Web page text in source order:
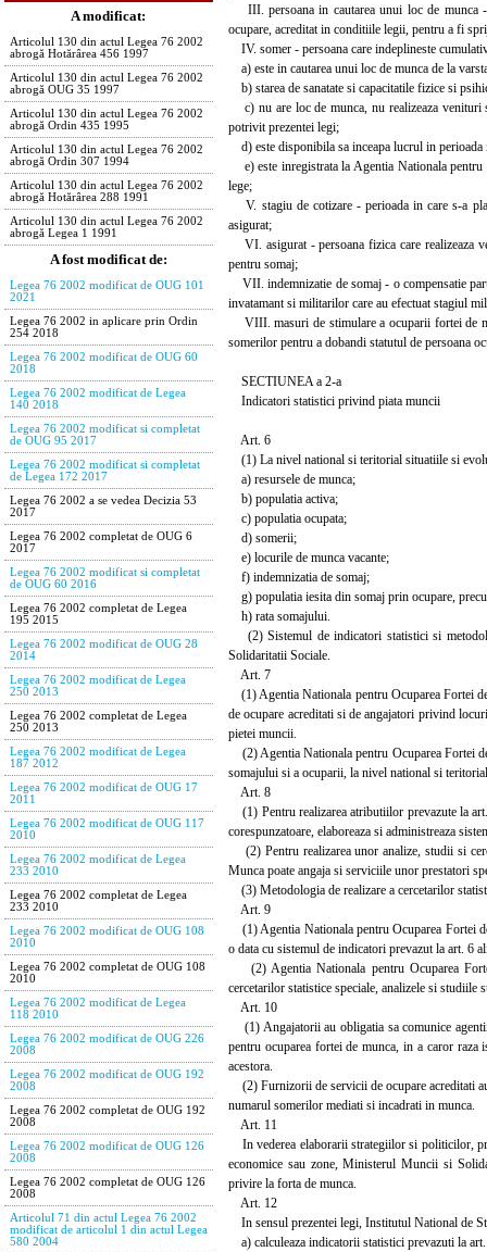
A modificat:
Articolul 130 din actul Legea 76 2002
abrogă Hotărârea 456 1997
Articolul 130 din actul Legea 76 2002
abrogă OUG 35 1997
Articolul 130 din actul Legea 76 2002
abrogă Ordin 435 1995
Articolul 130 din actul Legea 76 2002
abrogă Ordin 307 1994
Articolul 130 din actul Legea 76 2002
abrogă Hotărârea 288 1991
Articolul 130 din actul Legea 76 2002
abrogă Legea 1 1991
A fost modificat de:
Legea 76 2002 modificat de OUG 101
2021
Legea 76 2002 in aplicare prin Ordin
254 2018
Legea 76 2002 modificat de OUG 60
2018
Legea 76 2002 modificat de Legea
140 2018
Legea 76 2002 modificat si completat
de OUG 95 2017
Legea 76 2002 modificat si completat
de Legea 172 2017
Legea 76 2002 a se vedea Decizia 53
2017
Legea 76 2002 completat de OUG 6
2017
Legea 76 2002 modificat si completat
de OUG 60 2016
Legea 76 2002 completat de Legea
195 2015
Legea 76 2002 modificat de OUG 28
2014
Legea 76 2002 modificat de Legea
250 2013
Legea 76 2002 completat de Legea
250 2013
Legea 76 2002 modificat de Legea
187 2012
Legea 76 2002 modificat de OUG 17
2011
Legea 76 2002 modificat de OUG 117
2010
Legea 76 2002 modificat de Legea
233 2010
Legea 76 2002 completat de Legea
233 2010
Legea 76 2002 modificat de OUG 108
2010
Legea 76 2002 completat de OUG 108
2010
Legea 76 2002 modificat de Legea
118 2010
Legea 76 2002 modificat de OUG 226
2008
Legea 76 2002 modificat de OUG 192
2008
Legea 76 2002 completat de OUG 192
2008
Legea 76 2002 modificat de OUG 126
2008
Legea 76 2002 completat de OUG 126
2008
Articolul 71 din actul Legea 76 2002
modificat de articolul 1 din actul Legea
580 2004
III. persoana in cautarea unui loc de munca -
ocupare, acreditat in conditiile legii, pentru a fi
IV. somer - persoana care indeplineste
a) este in cautarea unui loc de munca de la
b) starea de sanatate si capacitatile fizice si
c) nu are loc de munca, nu realizeaza venituri
potrivit prezentei legi;
d) este disponibila sa inceapa lucrul in perioada
e) este inregistrata la Agentia Nationala
lege;
V. stagiu de cotizare - perioada in care s-a
asigurat;
VI. asigurat - persoana fizica care realizeaza
pentru somaj;
VII. indemnizatie de somaj - o compensatie
invatamant si militarilor care au efectuat stagiul
VIII. masuri de stimulare a ocuparii fortei de
somerilor pentru a dobandi statutul de persoana
SECTIUNEA a 2-a
Indicatori statistici privind piata muncii
Art. 6
(1) La nivel national si teritorial situatiile si
a) resursele de munca;
b) populatia activa;
c) populatia ocupata;
d) somerii;
e) locurile de munca vacante;
f) indemnizatia de somaj;
g) populatia iesita din somaj prin ocupare,
h) rata somajului.
(2) Sistemul de indicatori statistici si
Solidaritatii Sociale.
Art. 7
(1) Agentia Nationala pentru Ocuparea Fortei
de ocupare acreditati si de angajatori privind
pietei muncii.
(2) Agentia Nationala pentru Ocuparea Fortei
somajului si a ocuparii, la nivel national si
Art. 8
(1) Pentru realizarea atributiilor prevazute la
corespunzatoare, elaboreaza si administreaza
(2) Pentru realizarea unor analize, studii si
Munca poate angaja si serviciile unor prestatori
(3) Metodologia de realizare a cercetarilor
Art. 9
(1) Agentia Nationala pentru Ocuparea Fortei
o data cu sistemul de indicatori prevazut la art. 6
(2) Agentia Nationala pentru Ocuparea
cercetarilor statistice speciale, analizele si studiile
Art. 10
(1) Angajatorii au obligatia sa comunice
pentru ocuparea fortei de munca, in a caror
acestora.
(2) Furnizorii de servicii de ocupare acreditati
numarul somerilor mediati si incadrati in munca.
Art. 11
In vederea elaborarii strategiilor si politicilor,
economice sau zone, Ministerul Muncii si
privire la forta de munca.
Art. 12
In sensul prezentei legi, Institutul National de
a) calculeaza indicatorii statistici prevazuti la